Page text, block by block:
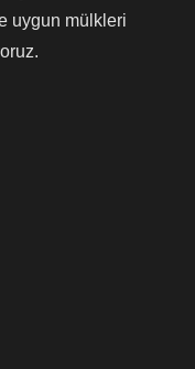
uygun mülkleri